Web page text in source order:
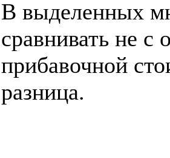
В выделенных
сравнивать не с
прибавочной
разница.